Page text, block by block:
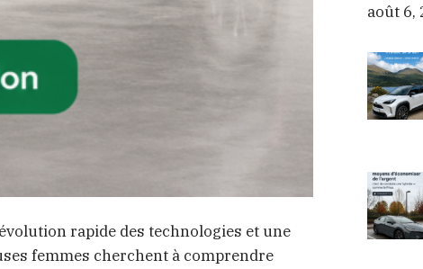
rapide des technologies et une
femmes cherchent à comprendre
août 6,